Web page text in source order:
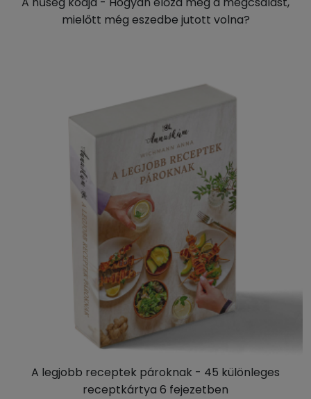
mielőtt még eszedbe jutott volna?
A legjobb receptek pároknak - 45 különleges
receptkártya 6 fejezetben